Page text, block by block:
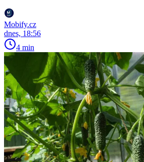
Mobify.cz
dnes, 18:56
4 min